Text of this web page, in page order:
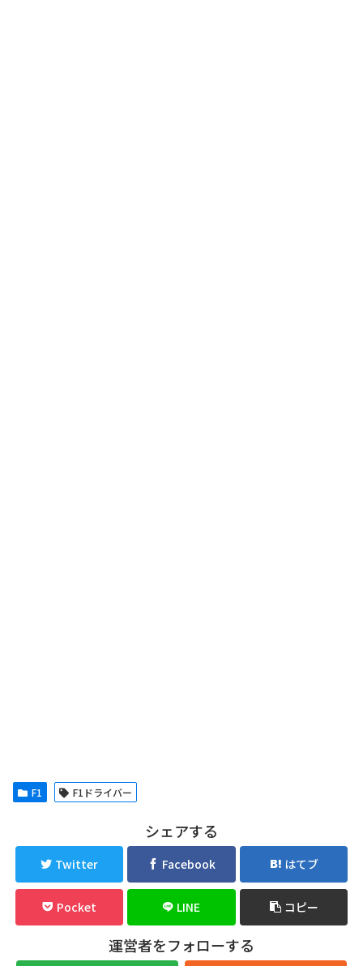
F1 F1ドライバー
シェアする
Twitter Facebook はてブ
Pocket LINE コピー
運営者をフォローする